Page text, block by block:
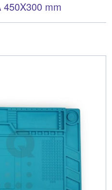
450X300 mm